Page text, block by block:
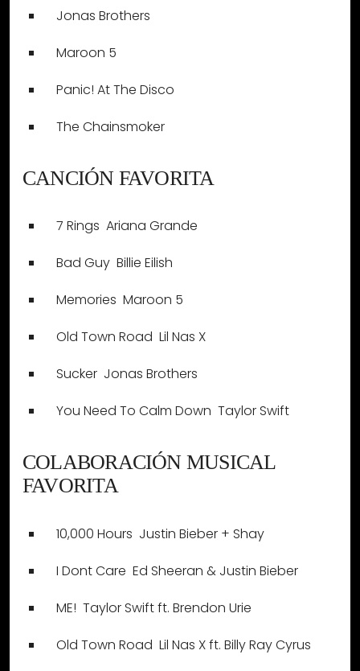
Jonas Brothers
Maroon 5
Panic! At The Disco
The Chainsmoker
CANCIÓN FAVORITA
7 Rings  Ariana Grande
Bad Guy  Billie Eilish
Memories  Maroon 5
Old Town Road  Lil Nas X
Sucker  Jonas Brothers
You Need To Calm Down  Taylor Swift
COLABORACIÓN MUSICAL
FAVORITA
10,000 Hours  Justin Bieber + Shay
I Dont Care  Ed Sheeran & Justin Bieber
ME!  Taylor Swift ft. Brendon Urie
Old Town Road  Lil Nas X ft. Billy Ray Cyrus